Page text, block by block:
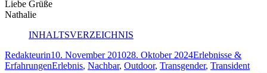
Liebe Grüße
Nathalie
INHALTSVERZEICHNIS
Autor
RedakteurinVeröffentlicht
am
10. November 201028. Oktober 2024Kategorien
Erlebnisse &
ErfahrungenSchlagwörter
Erlebnis, Nachbar, Outdoor, Transgender, Transident